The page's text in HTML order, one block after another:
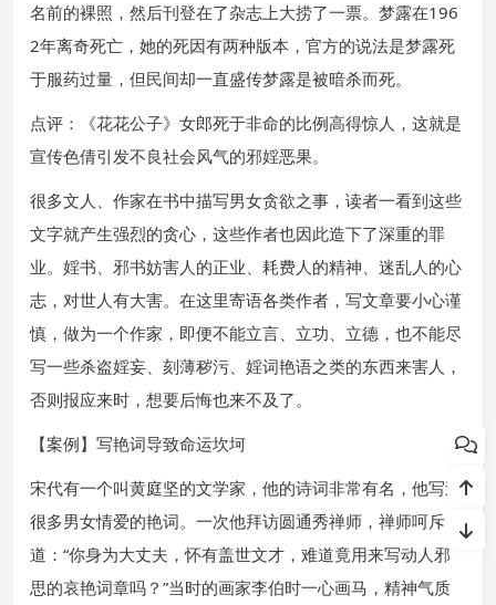
名前的裸照，然后刊登在了杂志上大捞了一票。梦露在196
2年离奇死亡，她的死因有两种版本，官方的说法是梦露死
于服药过量，但民间却一直盛传梦露是被暗杀而死。
点评：《花花公子》女郎死于非命的比例高得惊人，这就是
宣传色倩引发不良社会风气的邪婬恶果。
很多文人、作家在书中描写男女贪欲之事，读者一看到这些
文字就产生强烈的贪心，这些作者也因此造下了深重的罪
业。婬书、邪书妨害人的正业、耗费人的精神、迷乱人的心
志，对世人有大害。在这里寄语各类作者，写文章要小心谨
慎，做为一个作家，即便不能立言、立功、立德，也不能尽
写一些杀盗婬妄、刻薄秽污、婬词艳语之类的东西来害人，
否则报应来时，想要后悔也来不及了。
【案例】写艳词导致命运坎坷
宋代有一个叫黄庭坚的文学家，他的诗词非常有名，他写过
很多男女情爱的艳词。一次他拜访圆通秀禅师，禅师呵斥
道：“你身为大丈夫，怀有盖世文才，难道竟用来写动人邪
思的哀艳词章吗？”当时的画家李伯时一心画马，精神气质